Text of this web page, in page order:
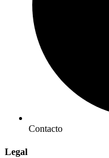
Contacto
Legal